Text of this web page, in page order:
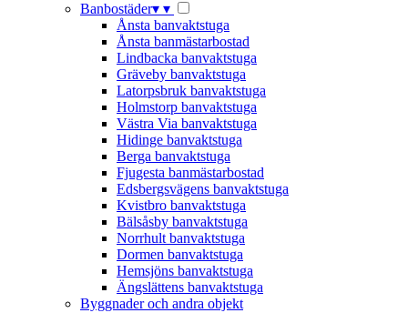
Banbostäder▾ ▾
Ånsta banvaktstuga
Ånsta banmästarbostad
Lindbacka banvaktstuga
Gräveby banvaktstuga
Latorpsbruk banvaktstuga
Holmstorp banvaktstuga
Västra Via banvaktstuga
Hidinge banvaktstuga
Berga banvaktstuga
Fjugesta banmästarbostad
Edsbergsvägens banvaktstuga
Kvistbro banvaktstuga
Bälsåsby banvaktstuga
Norrhult banvaktstuga
Dormen banvaktstuga
Hemsjöns banvaktstuga
Ängslättens banvaktstuga
Byggnader och andra objekt